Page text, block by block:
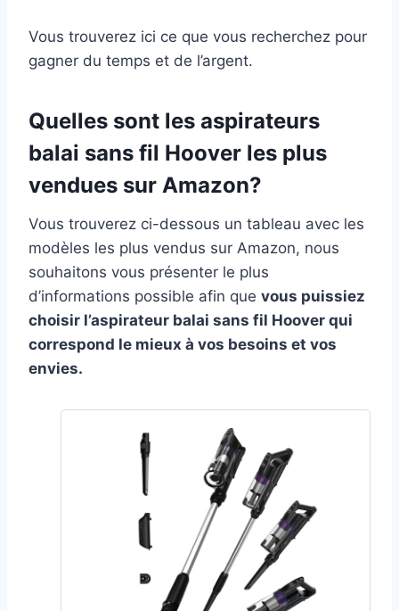
Vous trouverez ici ce que vous recherchez pour
gagner du temps et de l’argent.
Quelles sont les aspirateurs
balai sans fil Hoover les plus
vendues sur Amazon?
Vous trouverez ci-dessous un tableau avec les
modèles les plus vendus sur Amazon, nous
souhaitons vous présenter le plus
d’informations possible afin que vous puissiez
choisir l’aspirateur balai sans fil Hoover qui
correspond le mieux à vos besoins et vos
envies.